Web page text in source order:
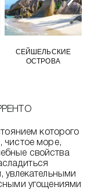
СЕЙШЕЛЬСКИЕ
ОСТРОВА
которого
чистое море,
свойства
угощениями